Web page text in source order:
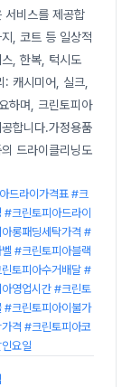
서비스를 제공합
, 코트 등 일상적
, 한복, 턱시도
: 캐시미어, 실크,
하며, 크린토피아
합니다.가정용품
드라이클리닝도
드라이가격표 #크
크린토피아드라이
롱패딩세탁가격 #
#크린토피아블랙
토피아수거배달 #
영업시간 #크린토
#크린토피아이불가
격 #크린토피아코
요일